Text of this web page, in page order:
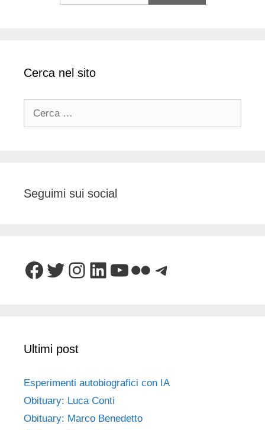
Cerca nel sito
Seguimi sui social
Facebook
Twitter
Instagram
LinkedIn
YouTube
FlickrTelegram
Ultimi post
Esperimenti autobiografici con IA
Obituary: Luca Conti
Obituary: Marco Benedetto